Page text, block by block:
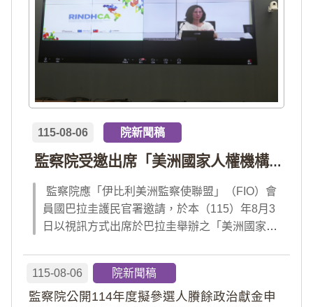
監察院受邀出席「美洲國家人權機構網絡」年會 分享我國氣候災害防治經驗 打造國際永續韌性
115-08-06 院新聞稿
監察院應「伊比利美洲監察使聯盟」（FIO）會
員國巴拉圭護民官署邀請，於本（115）年8月3
日以視訊方式出席於巴拉圭舉辦之「美洲國家人
報告，就美洲地區環境災害、氣候緊急狀態與人
權風險等議題，與拉美地區監察機構、護民官署
及紅十字國際委員會、原住民社區支持組織...
115-08-06 院新聞稿
監察院公開114年度擬參選人賸餘政治獻金申